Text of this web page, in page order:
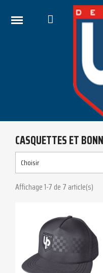
CASQUETTES ET
Choisir
Affichage 1-7 de 7 article(s)